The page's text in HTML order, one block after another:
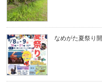
なめがた夏祭り